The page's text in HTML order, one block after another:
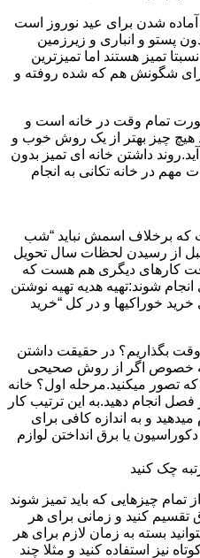
آماده شدن برای عید نوروز است
پستو و انباری و زیرزمین
تمیز هستند اما تمیزترین
برای شگونش هم که شده روفته و
تمام وقت در خانه است و
هیچ چیز بهتر از یک روش خوب و
داشتن خانه ای تمیز بدون
مهم در خانه تکانی به انجام
که برخلاف اسمش نباید “شب
قبل از رسیدن لحظات سال تحویل
کارهای دیگری هم هست که
انجام شوند:تهیه هدیه تهیه نوشتن
خوراکیها و در کل “خرید
بگذاریم؟ در حقیقت داشتن
خصوص اگر از روش صحیحی
تصور میکنید.مرحله اول؟ خانه
انجام دهید.به این ترتیب کار
و به اندازه کافی برای
یا برق انداختن لوازم
تمام چیزهایی که باید تمیز شوند
تقسیم کنید و زمانی برای هر
بسته به زمان لازم برای هر
نیز استفاده کنید و مثلا چند